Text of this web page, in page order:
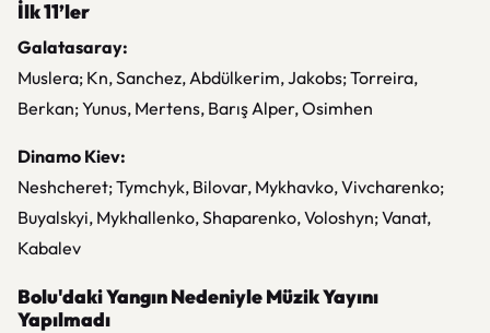
İlk 11’ler
Galatasaray:
Muslera; Kn, Sanchez, Abdülkerim, Jakobs; Torreira,
Berkan; Yunus, Mertens, Barış Alper, Osimhen
Dinamo Kiev:
Neshcheret; Tymchyk, Bilovar, Mykhavko, Vivcharenko;
Buyalskyi, Mykhallenko, Shaparenko, Voloshyn; Vanat,
Kabalev
Bolu'daki Yangın Nedeniyle Müzik Yayını
Yapılmadı